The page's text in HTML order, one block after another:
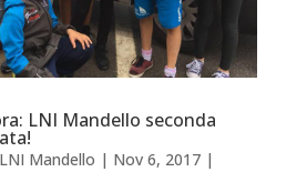
LNI Mandello seconda
Mandello | Nov 6, 2017|